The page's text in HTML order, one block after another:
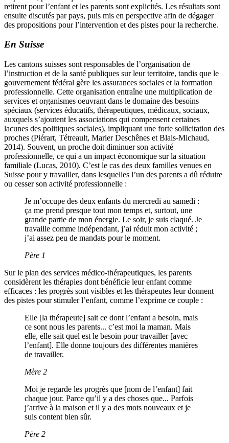
retirent pour l’enfant et les parents sont explicités. Les résultats sont
ensuite discutés par pays, puis mis en perspective afin de dégager
des propositions pour l’intervention et des pistes pour la recherche.
En Suisse
Les cantons suisses sont responsables de l’organisation de
l’instruction et de la santé publiques sur leur territoire, tandis que le
gouvernement fédéral gère les assurances sociales et la formation
professionnelle. Cette organisation entraîne une multiplication de
services et organismes oeuvrant dans le domaine des besoins
spéciaux (services éducatifs, thérapeutiques, médicaux, sociaux,
auxquels s’ajoutent les associations qui compensent certaines
lacunes des politiques sociales), impliquant une forte sollicitation des
proches (Piérart, Tétreault, MarierDeschênes et Blais-Michaud,
2014). Souvent, un proche doit diminuer son activité
professionnelle, ce qui a un impact économique sur la situation
familiale (Lucas, 2010). C’est le cas des deux familles venues en
Suisse pour y travailler, dans lesquelles l’un des parents a dû réduire
ou cesser son activité professionnelle :
Je m’occupe des deux enfants du mercredi au samedi :
ça me prend presque tout mon temps et, surtout, une
grande partie de mon énergie. Le soir, je suis claqué. Je
travaille comme indépendant, j’ai réduit mon activité ;
j’ai assez peu de mandats pour le moment.
Père 1
Sur le plan des services médico-thérapeutiques, les parents
considèrent les thérapies dont bénéficie leur enfant comme
efficaces : les progrès sont visibles et les thérapeutes leur donnent
des pistes pour stimuler l’enfant, comme l’exprime ce couple :
Elle [la thérapeute] sait ce dont l’enfant a besoin, mais
ce sont nous les parents... c’est moi la maman. Mais
elle, elle sait quel est le besoin pour travailler [avec
l’enfant]. Elle donne toujours des différentes manières
de travailler.
Mère 2
Moi je regarde les progrès que [nom de l’enfant] fait
chaque jour. Parce qu’il y a des choses que... Parfois
j’arrive à la maison et il y a des mots nouveaux et je
suis content bien sûr.
Père 2